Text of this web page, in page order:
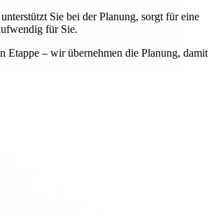
Sie bei der Planung, sorgt für eine
für Sie.
Etappe – wir übernehmen die Planung, damit